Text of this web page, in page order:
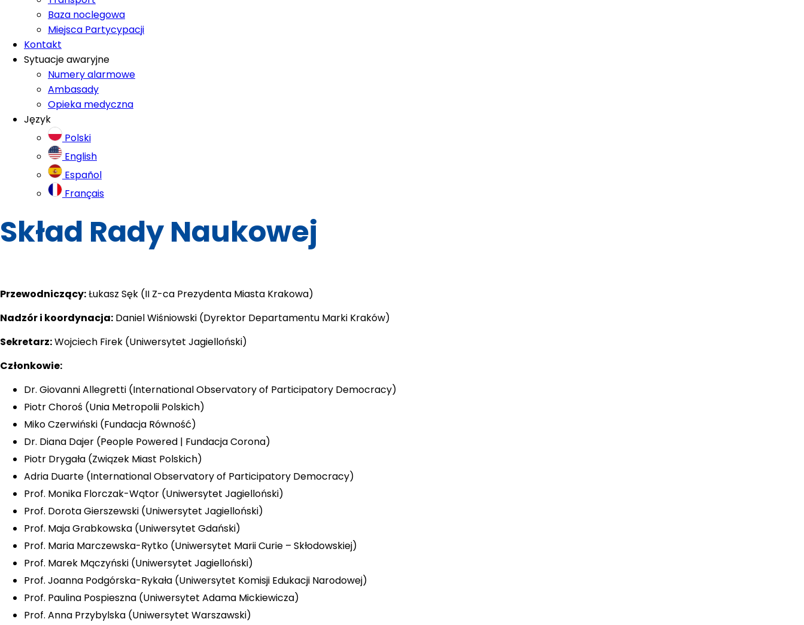
Baza noclegowa
Miejsca Partycypacji
Kontakt
Sytuacje awaryjne
Numery alarmowe
Ambasady
Opieka medyczna
Język
Polski
English
Español
Français
Skład Rady Naukowej
Przewodniczący: Łukasz Sęk (II Z-ca Prezydenta Miasta Krakowa)
Nadzór i koordynacja: Daniel Wiśniowski (Dyrektor Departamentu Marki Kraków)
Sekretarz: Wojciech Firek (Uniwersytet Jagielloński)
Członkowie:
Dr. Giovanni Allegretti (International Observatory of Participatory Democracy)
Piotr Choroś (Unia Metropolii Polskich)
Miko Czerwiński (Fundacja Równość)
Dr. Diana Dajer (People Powered | Fundacja Corona)
Piotr Drygała (Związek Miast Polskich)
Adria Duarte (International Observatory of Participatory Democracy)
Prof. Monika Florczak-Wątor (Uniwersytet Jagielloński)
Prof. Dorota Gierszewski (Uniwersytet Jagielloński)
Prof. Maja Grabkowska (Uniwersytet Gdański)
Prof. Maria Marczewska-Rytko (Uniwersytet Marii Curie – Skłodowskiej)
Prof. Marek Mączyński (Uniwersytet Jagielloński)
Prof. Joanna Podgórska-Rykała (Uniwersytet Komisji Edukacji Narodowej)
Prof. Paulina Pospieszna (Uniwersytet Adama Mickiewicza)
Prof. Anna Przybylska (Uniwersytet Warszawski)